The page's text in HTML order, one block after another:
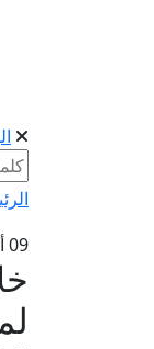
09 أبريل 2026 م